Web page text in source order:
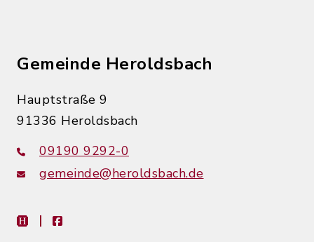
Gemeinde Heroldsbach
Hauptstraße 9
91336 Heroldsbach
09190 9292-0
gemeinde@heroldsbach.de
heimat-infofacebook